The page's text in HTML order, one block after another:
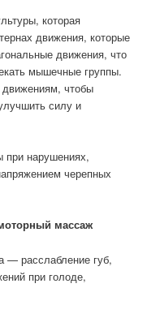
которая
движения, которые
движения, что
мышечные группы.
движениям, чтобы
силу и
при нарушениях,
черепных
массаж
— расслабление губ,
при голоде,